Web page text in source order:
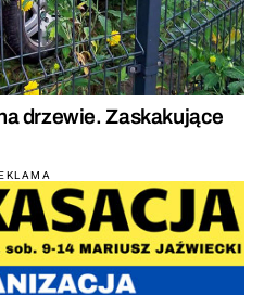
drzewie. Zaskakujące